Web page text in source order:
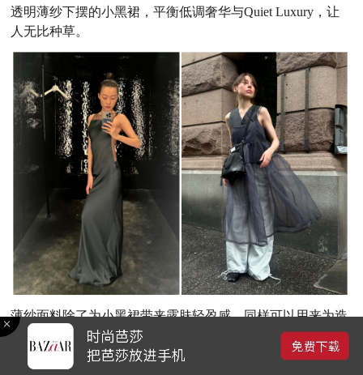
透明薄纱下摆的小黑裙，平衡低调奢华与Quiet Luxury，让
人无比种草。
薄纱面料除了为小黑裙带来露肤轻盈感，同样可以用来为造
型增添层次感，正如申世京的这两套Look，不论是将薄纱缀
饰于裙摆还是肩线，都能让单品焕发出全新魅力。